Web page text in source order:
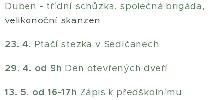
Duben - třídní schůzka, společná brigáda,
velikonoční skanzen
23. 4. Ptačí stezka v Sedlčanech
29. 4. od 9h Den otevřených dveří
13. 5. od 16-17h Zápis k předškolnímu